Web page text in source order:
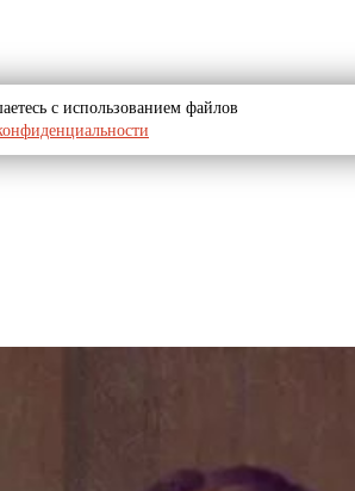
с использованием файлов